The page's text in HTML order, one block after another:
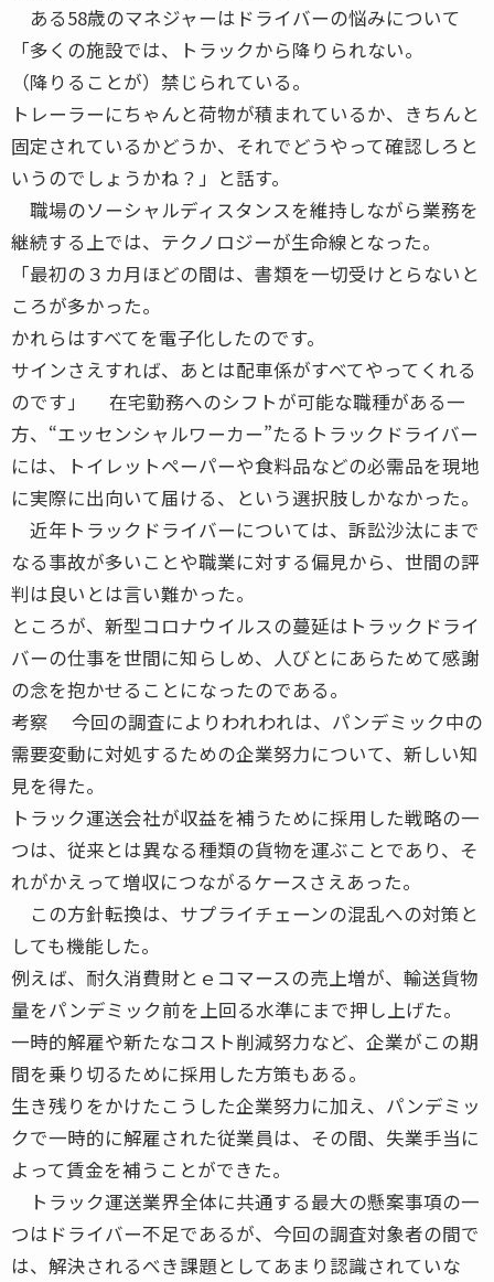
ある58歳のマネジャーはドライバーの悩みについて
「多くの施設では、トラックから降りられない。
（降りることが）禁じられている。
トレーラーにちゃんと荷物が積まれているか、きちんと
固定されているかどうか、それでどうやって確認しろと
いうのでしょうかね？」と話す。
職場のソーシャルディスタンスを維持しながら業務を
継続する上では、テクノロジーが生命線となった。
「最初の３カ月ほどの間は、書類を一切受けとらないと
ころが多かった。
かれらはすべてを電子化したのです。
サインさえすれば、あとは配車係がすべてやってくれる
のです」 在宅勤務へのシフトが可能な職種がある一
方、“エッセンシャルワーカー”たるトラックドライバー
には、トイレットペーパーや食料品などの必需品を現地
に実際に出向いて届ける、という選択肢しかなかった。
近年トラックドライバーについては、訴訟沙汰にまで
なる事故が多いことや職業に対する偏見から、世間の評
判は良いとは言い難かった。
ところが、新型コロナウイルスの蔓延はトラックドライ
バーの仕事を世間に知らしめ、人びとにあらためて感謝
の念を抱かせることになったのである。
考察 今回の調査によりわれわれは、パンデミック中の
需要変動に対処するための企業努力について、新しい知
見を得た。
トラック運送会社が収益を補うために採用した戦略の一
つは、従来とは異なる種類の貨物を運ぶことであり、そ
れがかえって増収につながるケースさえあった。
この方針転換は、サプライチェーンの混乱への対策と
しても機能した。
例えば、耐久消費財とｅコマースの売上増が、輸送貨物
量をパンデミック前を上回る水準にまで押し上げた。
一時的解雇や新たなコスト削減努力など、企業がこの期
間を乗り切るために採用した方策もある。
生き残りをかけたこうした企業努力に加え、パンデミッ
クで一時的に解雇された従業員は、その間、失業手当に
よって賃金を補うことができた。
トラック運送業界全体に共通する最大の懸案事項の一
つはドライバー不足であるが、今回の調査対象者の間で
は、解決されるべき課題としてあまり認識されていな